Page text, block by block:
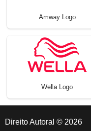
Amway Logo
Wella Logo
Direito Autoral © 2026